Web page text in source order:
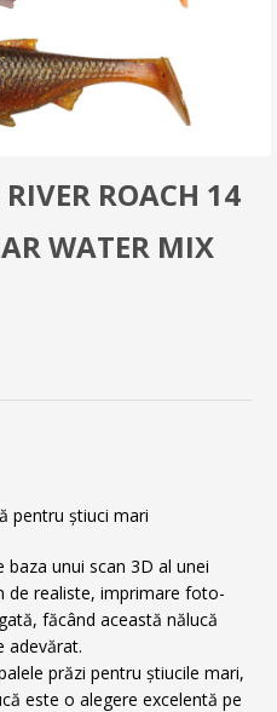
ROACH 14
WATER MIX
pentru știuci mari
baza unui scan 3D al unei
de realiste, imprimare foto-
făcând această nălucă
adevărat.
prăzi pentru știucile mari,
este o alegere excelentă pe